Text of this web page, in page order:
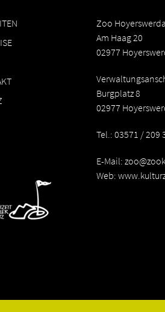
Zoo Hoyerswerda
Am Haag 20
02977
Burgplatz 8
02977
Tel.: 03571 / 209
E-Mail:
Web: